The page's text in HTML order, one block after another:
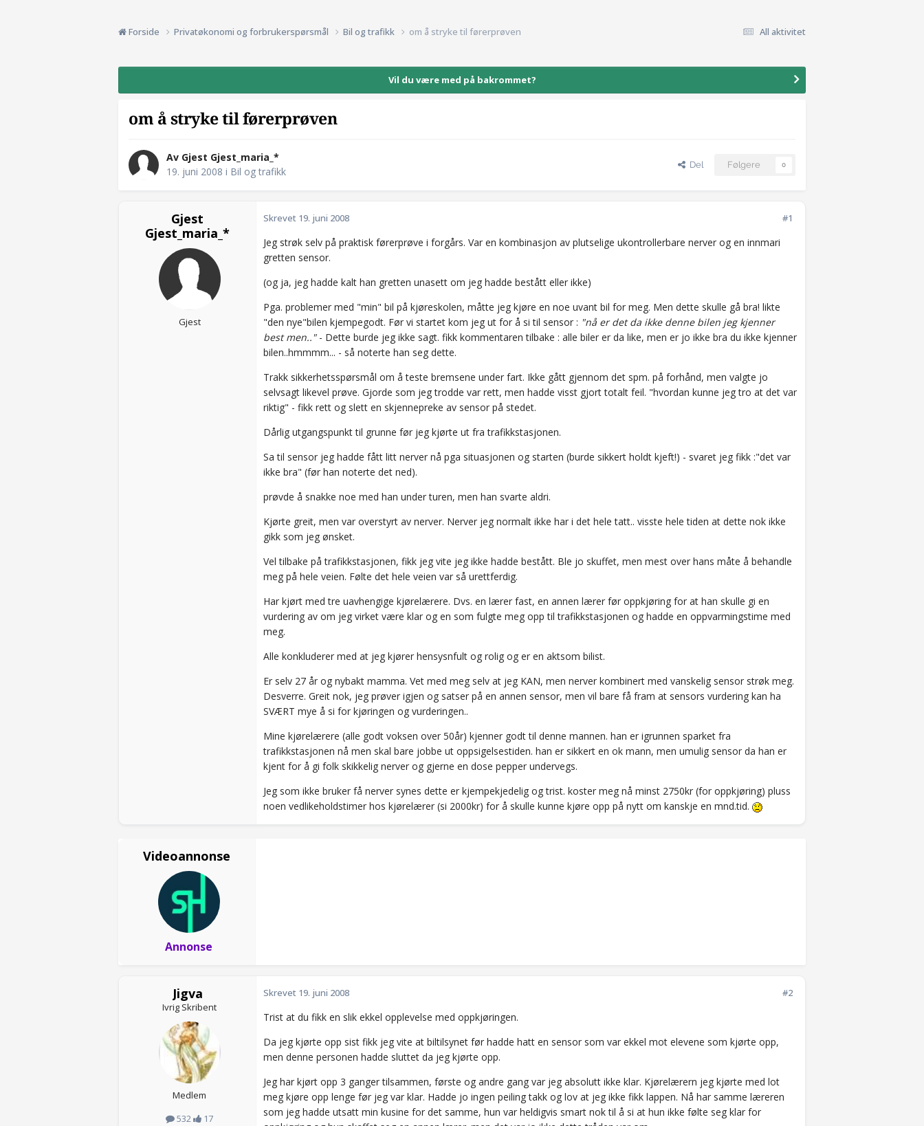
All aktivitet
Forside Privatøkonomi og forbrukerspørsmål Bil og trafikk om å stryke til førerprøven
Vil du være med på bakrommet?
om å stryke til førerprøven
Av Gjest Gjest_maria_*
19. juni 2008 i Bil og trafikk
Del Følgere 0
Gjest
Gjest_maria_*
Gjest
#1
Skrevet 19. juni 2008
Jeg strøk selv på praktisk førerprøve i forgårs. Var en kombinasjon av plutselige ukontrollerbare nerver og en innmari
gretten sensor.
(og ja, jeg hadde kalt han gretten unasett om jeg hadde bestått eller ikke)
Pga. problemer med "min" bil på kjøreskolen, måtte jeg kjøre en noe uvant bil for meg. Men dette skulle gå bra! likte
"den nye"bilen kjempegodt. Før vi startet kom jeg ut for å si til sensor : "nå er det da ikke denne bilen jeg kjenner
best men.."- Dette burde jeg ikke sagt. fikk kommentaren tilbake : alle biler er da like, men er jo ikke bra du ikke kjenner
bilen..hmmmm... - så noterte han seg dette.
Trakk sikkerhetsspørsmål om å teste bremsene under fart. Ikke gått gjennom det spm. på forhånd, men valgte jo
selvsagt likevel prøve. Gjorde som jeg trodde var rett, men hadde visst gjort totalt feil. "hvordan kunne jeg tro at det var
riktig" - fikk rett og slett en skjennepreke av sensor på stedet.
Dårlig utgangspunkt til grunne før jeg kjørte ut fra trafikkstasjonen.
Sa til sensor jeg hadde fått litt nerver nå pga situasjonen og starten (burde sikkert holdt kjeft!) - svaret jeg fikk :"det var
ikke bra" (før han noterte det ned).
prøvde å snakke noe med han under turen, men han svarte aldri.
Kjørte greit, men var overstyrt av nerver. Nerver jeg normalt ikke har i det hele tatt.. visste hele tiden at dette nok ikke
gikk som jeg ønsket.
Vel tilbake på trafikkstasjonen, fikk jeg vite jeg ikke hadde bestått. Ble jo skuffet, men mest over hans måte å behandle
meg på hele veien. Følte det hele veien var så urettferdig.
Har kjørt med tre uavhengige kjørelærere. Dvs. en lærer fast, en annen lærer før oppkjøring for at han skulle gi en
vurdering av om jeg virket være klar og en som fulgte meg opp til trafikkstasjonen og hadde en oppvarmingstime med
meg.
Alle konkluderer med at jeg kjører hensysnfult og rolig og er en aktsom bilist.
Er selv 27 år og nybakt mamma. Vet med meg selv at jeg KAN, men nerver kombinert med vanskelig sensor strøk meg.
Desverre. Greit nok, jeg prøver igjen og satser på en annen sensor, men vil bare få fram at sensors vurdering kan ha
SVÆRT mye å si for kjøringen og vurderingen..
Mine kjørelærere (alle godt voksen over 50år) kjenner godt til denne mannen. han er igrunnen sparket fra
trafikkstasjonen nå men skal bare jobbe ut oppsigelsestiden. han er sikkert en ok mann, men umulig sensor da han er
kjent for å gi folk skikkelig nerver og gjerne en dose pepper undervegs.
Jeg som ikke bruker få nerver synes dette er kjempekjedelig og trist. koster meg nå minst 2750kr (for oppkjøring) pluss
noen vedlikeholdstimer hos kjørelærer (si 2000kr) for å skulle kunne kjøre opp på nytt om kanskje en mnd.tid.
Videoannonse
Annonse
Jigva
Ivrig Skribent
Medlem
532
17
#2
Skrevet 19. juni 2008
Trist at du fikk en slik ekkel opplevelse med oppkjøringen.
Da jeg kjørte opp sist fikk jeg vite at biltilsynet før hadde hatt en sensor som var ekkel mot elevene som kjørte opp,
men denne personen hadde sluttet da jeg kjørte opp.
Jeg har kjørt opp 3 ganger tilsammen, første og andre gang var jeg absolutt ikke klar. Kjørelærern jeg kjørte med lot
meg kjøre opp lenge før jeg var klar. Hadde jo ingen peiling takk og lov at jeg ikke fikk lappen. Nå har samme læreren
som jeg hadde utsatt min kusine for det samme, hun var heldigvis smart nok til å si at hun ikke følte seg klar for